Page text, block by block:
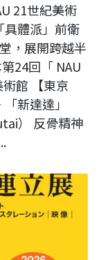
21世紀美術
具體派」前衛
，展開跨越半
24回「 NAU
館 【東京
新達達」
） 反骨精神